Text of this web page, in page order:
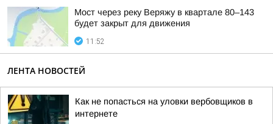
Мост через реку Веряжу в квартале 80–143
будет закрыт для движения
11:52
ЛЕНТА НОВОСТЕЙ
Как не попасться на уловки вербовщиков в
интернете